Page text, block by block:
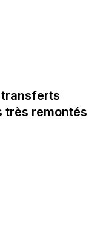
transferts
très remontés